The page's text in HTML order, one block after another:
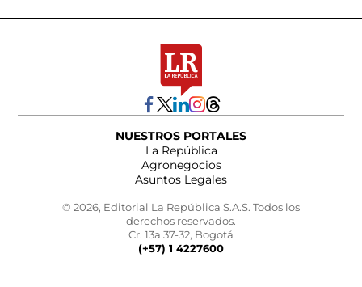
NUESTROS PORTALES
La República
Agronegocios
Asuntos Legales
© 2026, Editorial La República S.A.S. Todos los
derechos reservados.
Cr. 13a 37-32, Bogotá
(+57) 1 4227600